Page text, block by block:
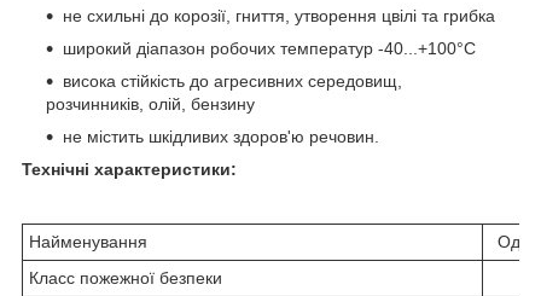
не схильні до корозії, гниття, утворення цвілі та грибка
широкий діапазон робочих температур -40...+100°С
висока стійкість до агресивних середовищ,
розчинників, олій, бензину
не містить шкідливих здоров'ю речовин.
Технічні характеристики:
Найменування
Класс пожежної безпеки